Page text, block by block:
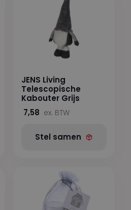
JENS Living
Telescopische
Kabouter Grijs
7,58 ex. BTW
Stel samen